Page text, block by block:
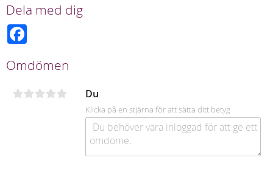
Dela med dig
b
o
k
Omdömen
Du
Klicka på en stjärna för att sätta ditt betyg